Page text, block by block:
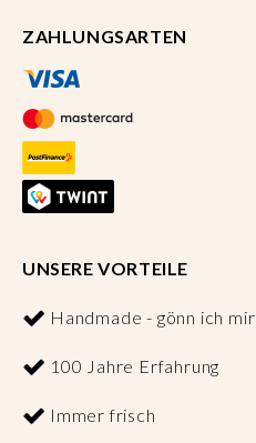
ZAHLUNGSARTEN
UNSERE VORTEILE
Handmade - gönn ich mir
100 Jahre Erfahrung
Immer frisch